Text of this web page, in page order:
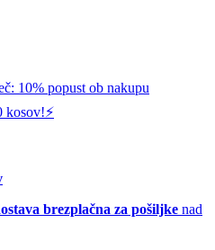
10% popust ob nakupu
kosov!⚡️
brezplačna za pošiljke nad